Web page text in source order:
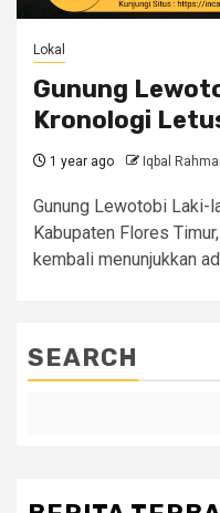
Lokal
Gunung
Kronologi
1 year ago Iqbal
Gunung Lewotobi Laki-
Kabupaten Flores
kembali menunjukkan
SEARCH